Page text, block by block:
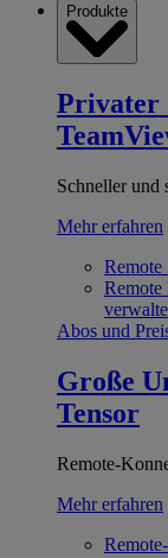
Produkte
Privater
Schneller und
Mehr erfahren
Remote
Remote
Abos und
Große
Tensor
Remote-
Mehr erfahren